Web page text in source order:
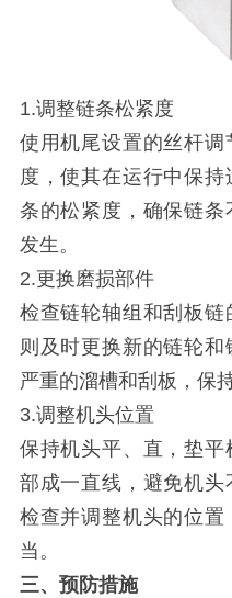
1.调整链条松紧度
使用机尾设置的丝杆调
度，使其在运行中保
条的松紧度，确保链
发生。
2.更换磨损部件
检查链轮轴组和刮板链
则及时更换新的链轮
严重的溜槽和刮板，保
3.调整机头位置
保持机头平、直，垫平
部成一直线，避免机
检查并调整机头的位
当。
三、预防措施